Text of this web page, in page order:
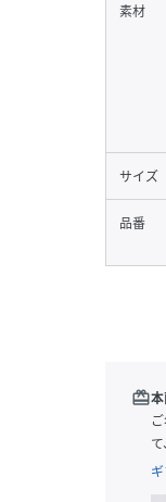
素材
サイズ
品番
redeem